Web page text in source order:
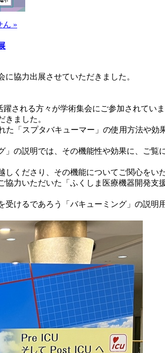
ん »
協力出展させていただきました。
される方々が学術集会にご参加されていま
ました。
「スプタバキューマー」の使用方法や
の説明では、その機能性や効果に、ご
くださり、その機能についてご関心をい
力いただいた「ふくしま医療機器開発
けるであろう「バキューミング」の説